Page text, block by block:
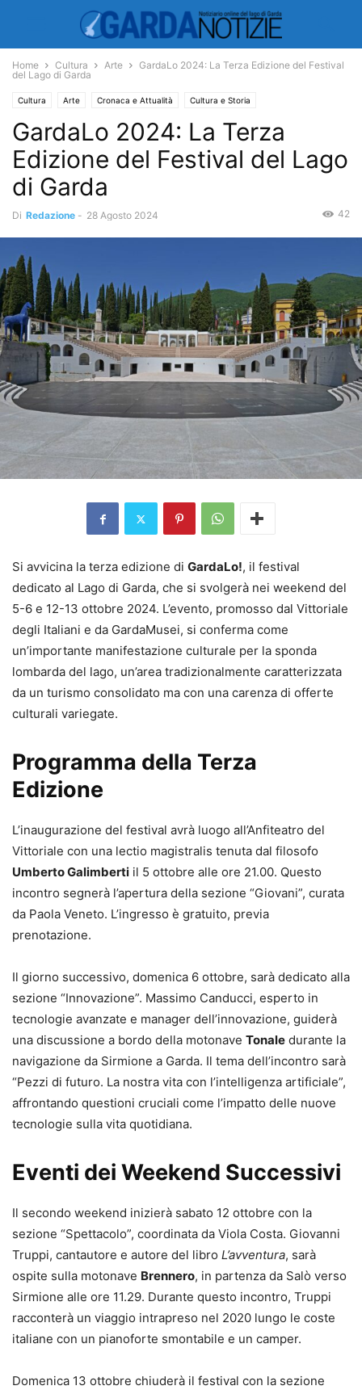
Home Cultura Arte
GardaLo 2024: La Terza Edizione del Festival
del Lago di Garda
Cultura Arte Cronaca e Attualità Cultura e Storia
Economia e Turismo Turismo
GardaLo 2024: La Terza
Edizione del Festival del Lago
di Garda
Di Redazione - 28 Agosto 2024 42
Si avvicina la terza edizione di GardaLo!, il festival
dedicato al Lago di Garda, che si svolgerà nei weekend del
5-6 e 12-13 ottobre 2024. L’evento, promosso dal Vittoriale
degli Italiani e da GardaMusei, si conferma come
un’importante manifestazione culturale per la sponda
lombarda del lago, un’area tradizionalmente caratterizzata
da un turismo consolidato ma con una carenza di offerte
culturali variegate.
Programma della Terza
Edizione
L’inaugurazione del festival avrà luogo all’Anfiteatro del
Vittoriale con una lectio magistralis tenuta dal filosofo
Umberto Galimberti il 5 ottobre alle ore 21.00. Questo
incontro segnerà l’apertura della sezione “Giovani”, curata
da Paola Veneto. L’ingresso è gratuito, previa
prenotazione.
Il giorno successivo, domenica 6 ottobre, sarà dedicato alla
sezione “Innovazione”. Massimo Canducci, esperto in
tecnologie avanzate e manager dell’innovazione, guiderà
una discussione a bordo della motonave Tonale durante la
navigazione da Sirmione a Garda. Il tema dell’incontro sarà
“Pezzi di futuro. La nostra vita con l’intelligenza artificiale”,
affrontando questioni cruciali come l’impatto delle nuove
tecnologie sulla vita quotidiana.
Eventi dei Weekend Successivi
Il secondo weekend inizierà sabato 12 ottobre con la
sezione “Spettacolo”, coordinata da Viola Costa. Giovanni
Truppi, cantautore e autore del libro L’avventura, sarà
ospite sulla motonave Brennero, in partenza da Salò verso
Sirmione alle ore 11.29. Durante questo incontro, Truppi
racconterà un viaggio intrapreso nel 2020 lungo le coste
italiane con un pianoforte smontabile e un camper.
Domenica 13 ottobre chiuderà il festival con la sezione